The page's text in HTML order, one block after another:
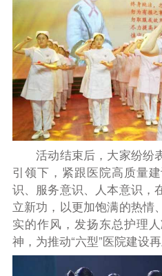
活动结束后，大家纷纷
引领下，紧跟医院高质量
识、服务意识、人本意识，
立新功，以更加饱满的热情
实的作风，发扬东总护理
神，为推动“六型”医院建设